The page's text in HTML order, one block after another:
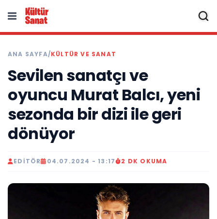
ANA SAYFA/KÜLTÜR VE SANAT
Sevilen sanatçı ve
oyuncu Murat Balcı, yeni
sezonda bir dizi ile geri
dönüyor
EDITÖR 04.07.2024 - 13:17 2 DK OKUMA